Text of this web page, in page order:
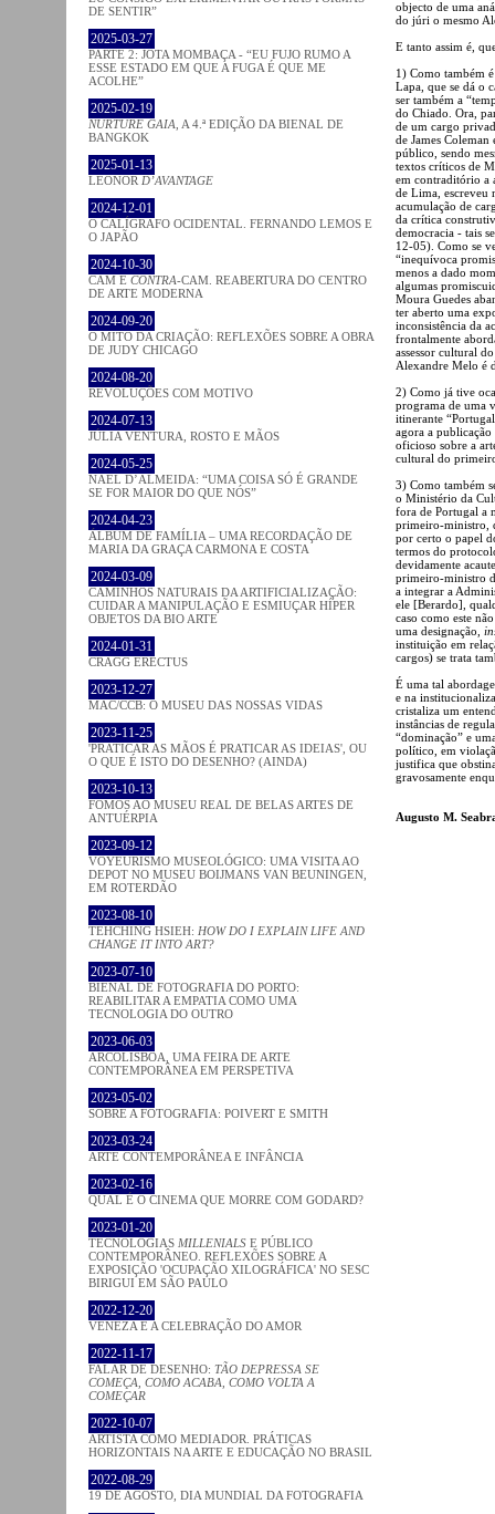
DE SENTIR”
2025-03-27
PARTE 2: JOTA MOMBAÇA - “EU FUJO RUMO A
ESSE ESTADO EM QUE A FUGA É QUE ME
ACOLHE”
2025-02-19
NURTURE GAIA , A 4.ª EDIÇÃO DA BIENAL DE
BANGKOK
2025-01-13
LEONOR D’AVANTAGE
2024-12-01
O CALÍGRAFO OCIDENTAL. FERNANDO LEMOS E
O JAPÃO
2024-10-30
CAM E CONTRA-CAM. REABERTURA DO CENTRO
DE ARTE MODERNA
2024-09-20
O MITO DA CRIAÇÃO: REFLEXÕES SOBRE A OBRA
DE JUDY CHICAGO
2024-08-20
REVOLUÇÕES COM MOTIVO
2024-07-13
JÚLIA VENTURA, ROSTO E MÃOS
2024-05-25
NAEL D’ALMEIDA: “UMA COISA SÓ É GRANDE
SE FOR MAIOR DO QUE NÓS”
2024-04-23
ÁLBUM DE FAMÍLIA – UMA RECORDAÇÃO DE
MARIA DA GRAÇA CARMONA E COSTA
2024-03-09
CAMINHOS NATURAIS DA ARTIFICIALIZAÇÃO:
CUIDAR A MANIPULAÇÃO E ESMIUÇAR HÍPER
OBJETOS DA BIO ARTE
2024-01-31
CRAGG ERECTUS
2023-12-27
MAC/CCB: O MUSEU DAS NOSSAS VIDAS
2023-11-25
'PRATICAR AS MÃOS É PRATICAR AS IDEIAS', OU
O QUE É ISTO DO DESENHO? (AINDA)
2023-10-13
FOMOS AO MUSEU REAL DE BELAS ARTES DE
ANTUÉRPIA
2023-09-12
VOYEURISMO MUSEOLÓGICO: UMA VISITA AO
DEPOT NO MUSEU BOIJMANS VAN BEUNINGEN,
EM ROTERDÃO
2023-08-10
TEHCHING HSIEH: HOW DO I EXPLAIN LIFE AND
CHANGE IT INTO ART?
2023-07-10
BIENAL DE FOTOGRAFIA DO PORTO:
REABILITAR A EMPATIA COMO UMA
TECNOLOGIA DO OUTRO
2023-06-03
ARCOLISBOA, UMA FEIRA DE ARTE
CONTEMPORÂNEA EM PERSPETIVA
2023-05-02
SOBRE A FOTOGRAFIA: POIVERT E SMITH
2023-03-24
ARTE CONTEMPORÂNEA E INFÂNCIA
2023-02-16
QUAL É O CINEMA QUE MORRE COM GODARD?
2023-01-20
TECNOLOGIAS MILLENIALS E PÚBLICO
CONTEMPORÂNEO. REFLEXÕES SOBRE A
EXPOSIÇÃO 'OCUPAÇÃO XILOGRÁFICA' NO SESC
BIRIGUI EM SÃO PAULO
2022-12-20
VENEZA E A CELEBRAÇÃO DO AMOR
2022-11-17
FALAR DE DESENHO: TÃO DEPRESSA SE
COMEÇA, COMO ACABA, COMO VOLTA A
COMEÇAR
2022-10-07
ARTISTA COMO MEDIADOR. PRÁTICAS
HORIZONTAIS NA ARTE E EDUCAÇÃO NO BRASIL
2022-08-29
19 DE AGOSTO, DIA MUNDIAL DA FOTOGRAFIA
objecto de uma
do júri o mesmo
E tanto assim é,
1) Como também
Lapa, que se dá o
ser também a
do Chiado. Ora,
de um cargo
de James
público, sendo
textos críticos de
em contraditório a
de Lima, escreveu
acumulação de
da crítica
democracia - tais
12-05). Como se
“inequívoca
menos a dado
algumas
Moura Guedes
ter aberto uma
inconsistência da
frontalmente
assessor cultural
Alexandre Melo é
2) Como já tive
programa de uma
itinerante
agora a
oficioso sobre a
cultural do
3) Como também
o Ministério da
fora de Portugal a
primeiro-ministro,
por certo o papel
termos do
devidamente
primeiro-ministro
a integrar a
ele [Berardo],
caso como este
uma designação,
instituição em
cargos) se trata
É uma tal
e na
cristaliza um
instâncias de
“dominação” e
político, em
justifica que
gravosamente
Augusto M.